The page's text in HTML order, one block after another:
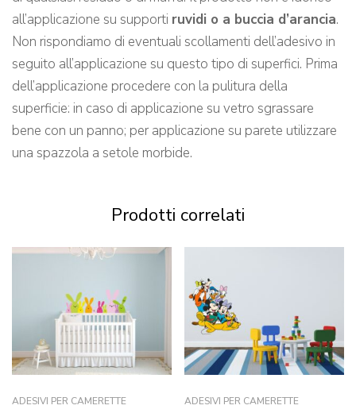
all’applicazione su supporti ruvidi o a buccia d’arancia.
Non rispondiamo di eventuali scollamenti dell’adesivo in
seguito all’applicazione su questo tipo di superfici. Prima
dell’applicazione procedere con la pulitura della
superficie: in caso di applicazione su vetro sgrassare
bene con un panno; per applicazione su parete utilizzare
una spazzola a setole morbide.
Prodotti correlati
ADESIVI PER CAMERETTE ADESIVI PER CAMERETTE